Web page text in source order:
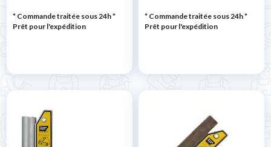
* Commande traitée sous 24h*
Prêt pour l'expédition
* Commande traitée sous 24h*
Prêt pour l'expédition